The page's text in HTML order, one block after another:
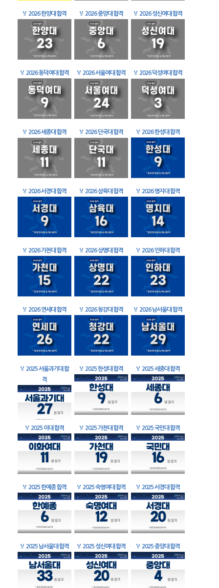
🏅 2026 한양대 합격 🏅 2026 중앙대 합격 🏅 2026 성신여대 합격
🏅 2026 동덕여대 합격 🏅 2026 서울여대 합격 🏅 2026 덕성여대 합격
🏅 2026 세종대 합격 🏅 2026 단국대 합격 🏅 2026 한성대 합격
🏅 2026 서경대 합격 🏅 2026 삼육대 합격 🏅 2026 명지대 합격
🏅 2026 가천대 합격 🏅 2026 상명대 합격 🏅 2026 인하대 합격
🏅 2026 연세대 합격 🏅 2026 청강대 합격 🏅 2026 남서울대 합격
🏅 2025 서울과기대 합
격
🏅 2025 한성대 합격 🏅 2025 세종대 합격
🏅 2025 이대 합격 🏅 2025 가천대 합격 🏅 2025 국민대 합격
🏅 2025 한예종 합격 🏅 2025 숙명여대 합격 🏅 2025 서경대 합격
🏅 2025 남서울대 합격 🏅 2025 성신여대 합격 🏅 2025 중앙대 합격